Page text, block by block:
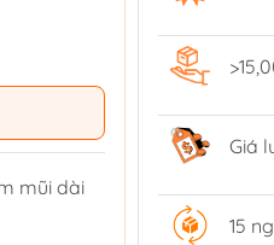
mũi dài
Giá
15